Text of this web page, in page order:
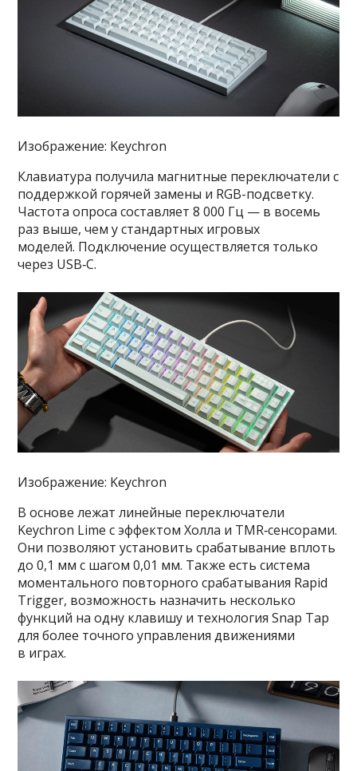
Изображение: Keychron
Клавиатура получила магнитные переключатели с
поддержкой горячей замены и RGB-подсветку.
Частота опроса составляет 8 000 Гц — в восемь
раз выше, чем у стандартных игровых
моделей. Подключение осуществляется только
через USB‑C.
Изображение: Keychron
В основе лежат линейные переключатели
Keychron Lime с эффектом Холла и TMR‑сенсорами.
Они позволяют установить срабатывание вплоть
до 0,1 мм с шагом 0,01 мм. Также есть система
моментального повторного срабатывания Rapid
Trigger, возможность назначить несколько
функций на одну клавишу и технология Snap Tap
для более точного управления движениями
в играх.